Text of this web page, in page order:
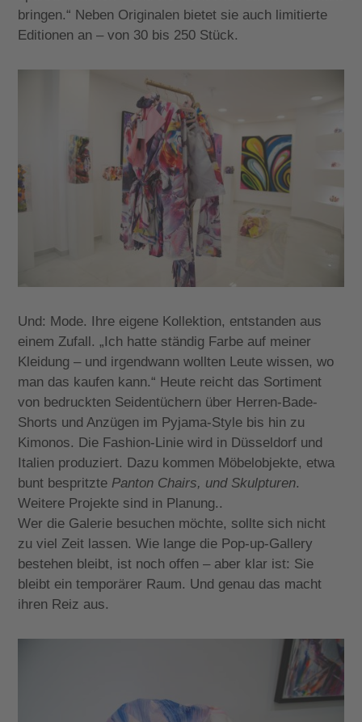
bringen.“ Neben Originalen bietet sie auch limitierte
Editionen an – von 30 bis 250 Stück.
Und: Mode. Ihre eigene Kollektion, entstanden aus
einem Zufall. „Ich hatte ständig Farbe auf meiner
Kleidung – und irgendwann wollten Leute wissen, wo
man das kaufen kann.“ Heute reicht das Sortiment
von bedruckten Seidentüchern über Herren-Bade-
Shorts und Anzügen im Pyjama-Style bis hin zu
Kimonos. Die Fashion-Linie wird in Düsseldorf und
Italien produziert. Dazu kommen Möbelobjekte, etwa
bunt bespritzte Panton Chairs, und Skulpturen.
Weitere Projekte sind in Planung..
Wer die Galerie besuchen möchte, sollte sich nicht
zu viel Zeit lassen. Wie lange die Pop-up-Gallery
bestehen bleibt, ist noch offen – aber klar ist: Sie
bleibt ein temporärer Raum. Und genau das macht
ihren Reiz aus.